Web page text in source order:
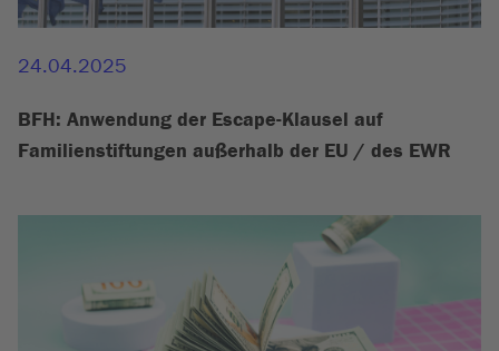
24.04.2025
BFH: Anwendung der Escape-Klausel auf
Familienstiftungen außerhalb der EU / des EWR